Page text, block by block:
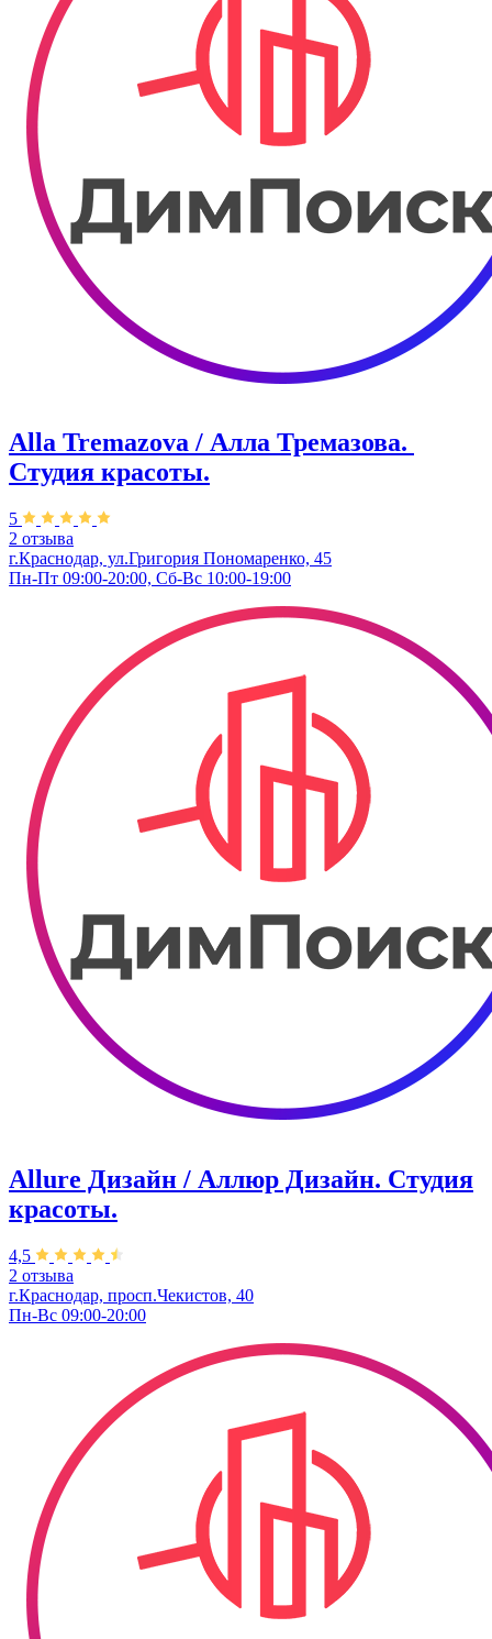
Alla Tremazova / Алла Тремазова. ​
Студия красоты.
5
2 отзыва
г.Краснодар, ул.​Григория Пономаренко, 45
Пн-Пт 09:00-20:00, Сб-Вс 10:00-19:00
Allure Дизайн / Аллюр Дизайн. Студия
красоты.
4,5
2 отзыва
г.Краснодар, просп.Чекистов, 40
Пн-Вс 09:00-20:00